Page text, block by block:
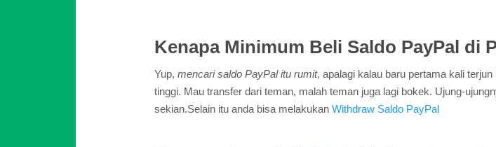
Kenapa Minimum Beli Saldo PayPal di
Yup,mencari saldo PayPal itu rumit, apalagi kalau baru pertama kali
tinggi. Mau transfer dari teman, malah teman juga lagi bokek. Ujung-
sekian.Selain itu anda bisa melakukanWithdraw Saldo PayPal